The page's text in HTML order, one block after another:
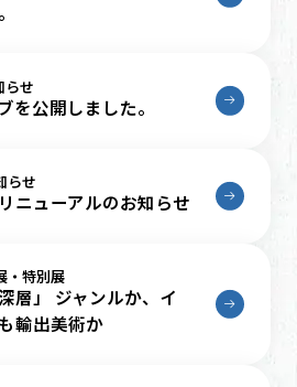
らせ
を公開しました。
らせ
ニューアルのお知らせ
・特別展
層」 ジャンルか、イ
輸出美術か